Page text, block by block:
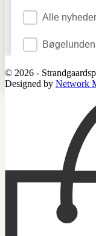
© 2026 -
Designed by Network